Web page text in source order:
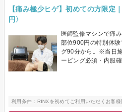
【痛み極少ヒゲ】初めての方限定
円〉
医師監修マシンで痛
部位900円の特別体
グ90分から。※当日
ービング必須・内服
利用条件：RINXを初めてご利用いただくお客様